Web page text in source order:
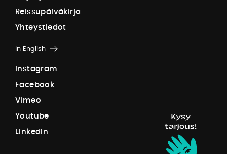
Re issupä vä k r ja
Yhteyst iedot
In English
nstagram
Face boo k
V meo
Yo utu be
L n ked n